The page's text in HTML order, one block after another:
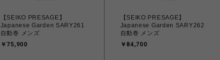
【SEIKO PRESAGE】
Japanese Garden SARY261
自動巻 メンズ
￥75,900
【SEIKO PRESAGE】
Japanese Garden SARY262
自動巻 メンズ
￥84,700